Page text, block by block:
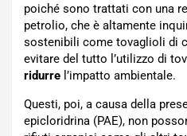
poiché sono trattati con una
petrolio, che è altamente
sostenibili come tovaglioli di
evitare del tutto l’utilizzo di
ridurre l’impatto ambientale.
Questi, poi, a causa della
epicloridrina (PAE), non